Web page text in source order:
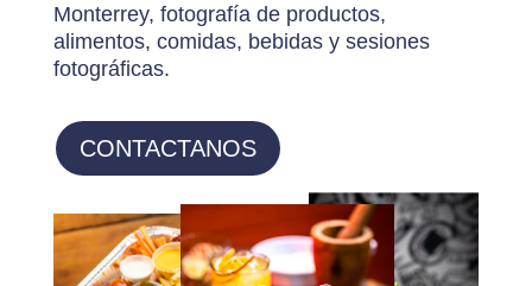
Monterrey, fotografía de productos,
alimentos, comidas, bebidas y sesiones
fotográficas.
CONTACTANOS